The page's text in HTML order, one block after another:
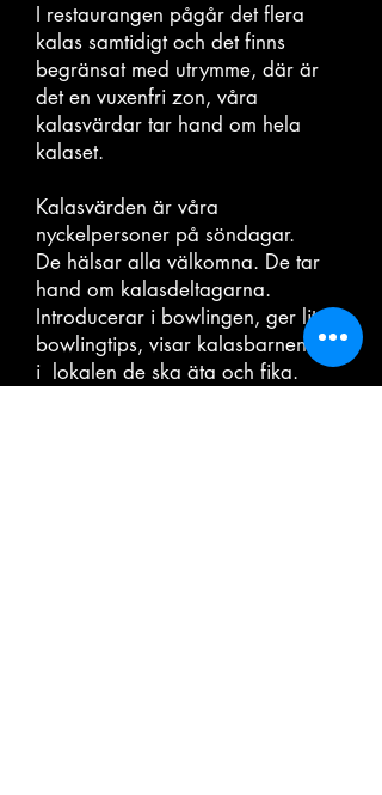
I restaurangen pågår det flera
kalas samtidigt och det finns
begränsat med utrymme, där är
det en vuxenfri zon, våra
kalasvärdar tar hand om hela
kalaset.
Kalasvärden är våra
nyckelpersoner på söndagar.
De hälsar alla välkomna. De tar
hand om kalasdeltagarna.
Introducerar i bowlingen, ger lite
bowlingtips, visar kalasbarnen var
i lokalen de ska äta och fika.